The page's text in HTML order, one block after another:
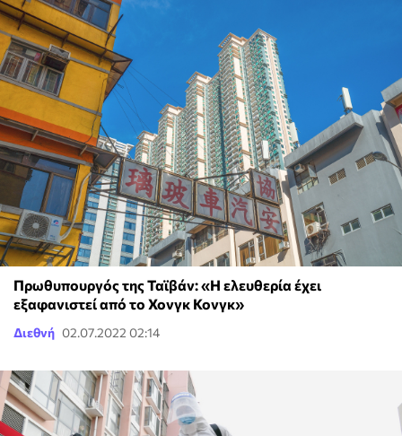
Πρωθυπουργός της Ταϊβάν: «Η ελευθερία έχει
εξαφανιστεί από το Χονγκ Κονγκ»
Διεθνή 02.07.2022 02:14